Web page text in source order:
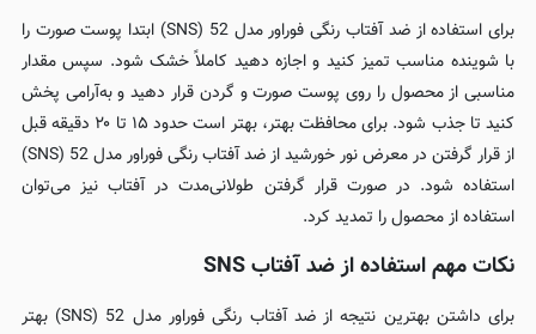
برای استفاده از ضد آفتاب رنگی فوراور مدل 52 (SNS) ابتدا پوست صورت را
با شوینده مناسب تمیز کنید و اجازه دهید کاملاً خشک شود. سپس مقدار
مناسبی از محصول را روی پوست صورت و گردن قرار دهید و به‌آرامی پخش
کنید تا جذب شود. برای محافظت بهتر، بهتر است حدود ۱۵ تا ۲۰ دقیقه قبل
از قرار گرفتن در معرض نور خورشید از ضد آفتاب رنگی فوراور مدل 52 (SNS)
استفاده شود. در صورت قرار گرفتن طولانی‌مدت در آفتاب نیز می‌توان
استفاده از محصول را تمدید کرد.
نکات مهم استفاده از ضد آفتاب SNS
برای داشتن بهترین نتیجه از ضد آفتاب رنگی فوراور مدل 52 (SNS) بهتر